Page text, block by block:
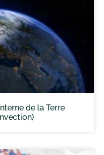
de la Terre